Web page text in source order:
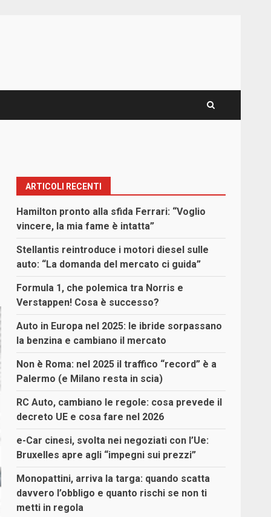
ARTICOLI RECENTI
Hamilton pronto alla sfida Ferrari: “Voglio
vincere, la mia fame è intatta”
Stellantis reintroduce i motori diesel sulle
auto: “La domanda del mercato ci guida”
Formula 1, che polemica tra Norris e
Verstappen! Cosa è successo?
Auto in Europa nel 2025: le ibride sorpassano
la benzina e cambiano il mercato
Non è Roma: nel 2025 il traffico “record” è a
Palermo (e Milano resta in scia)
RC Auto, cambiano le regole: cosa prevede il
decreto UE e cosa fare nel 2026
e-Car cinesi, svolta nei negoziati con l’Ue:
Bruxelles apre agli “impegni sui prezzi”
Monopattini, arriva la targa: quando scatta
davvero l’obbligo e quanto rischi se non ti
metti in regola